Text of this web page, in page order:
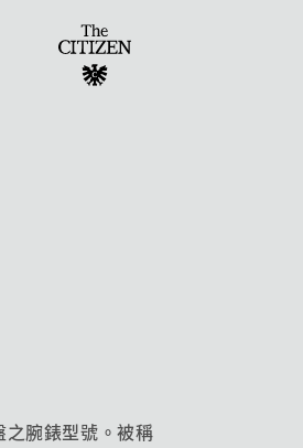
腕錶型號。被稱